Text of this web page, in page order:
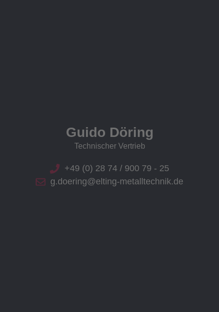
Guido Döring
Technischer Vertrieb
+49 (0) 28 74 / 900 79 - 25
g.doering@elting-metalltechnik.de